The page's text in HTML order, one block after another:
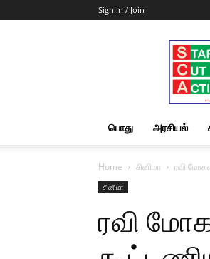
Sign in / Join
பொது அரசியல்
Home சினிமா ரவி
சினிமா
ரவி